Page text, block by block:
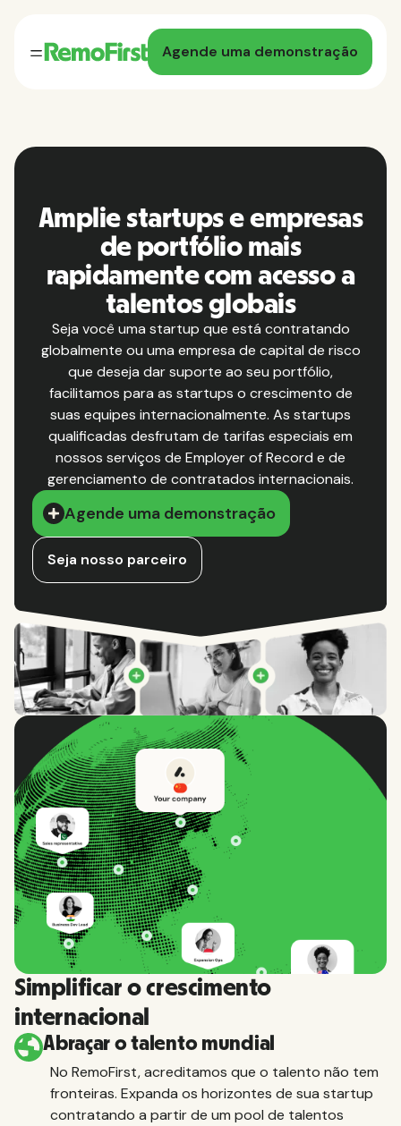
Agende uma demonstração
Amplie startups e empresas
de portfólio mais
rapidamente com acesso a
talentos globais
Seja você uma startup que está contratando
globalmente ou uma empresa de capital de risco
que deseja dar suporte ao seu portfólio,
facilitamos para as startups o crescimento de
suas equipes internacionalmente. As startups
qualificadas desfrutam de tarifas especiais em
nossos serviços de Employer of Record e de
gerenciamento de contratados internacionais.
Agende uma demonstração
Seja nosso parceiro
Simplificar o crescimento
internacional
Abraçar o talento mundial
No RemoFirst, acreditamos que o talento não tem
fronteiras. Expanda os horizontes de sua startup
contratando a partir de um pool de talentos